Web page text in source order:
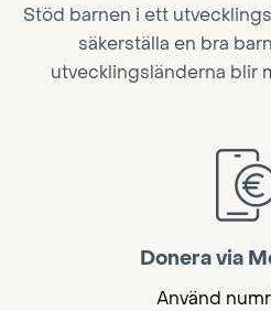
Stöd barnen i ett
säkerställa en bra
utvecklingsländerna blir
Donera via
Använd